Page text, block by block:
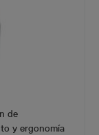
de
y ergonomía